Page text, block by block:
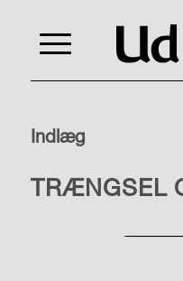
Indlæg
TAG TOGET
TRÆNGSEL